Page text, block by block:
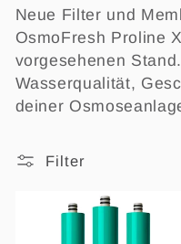
Neue Filter und
OsmoFresh Proline
vorgesehenen
Wasserqualität,
deiner
Filter